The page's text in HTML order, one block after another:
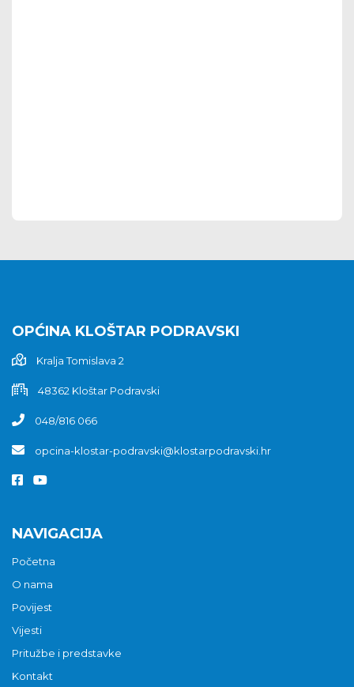
OPĆINA KLOŠTAR PODRAVSKI
Kralja Tomislava 2
48362 Kloštar Podravski
048/816 066
opcina-klostar-podravski@klostarpodravski.hr
NAVIGACIJA
Početna
O nama
Povijest
Vijesti
Pritužbe i predstavke
Kontakt